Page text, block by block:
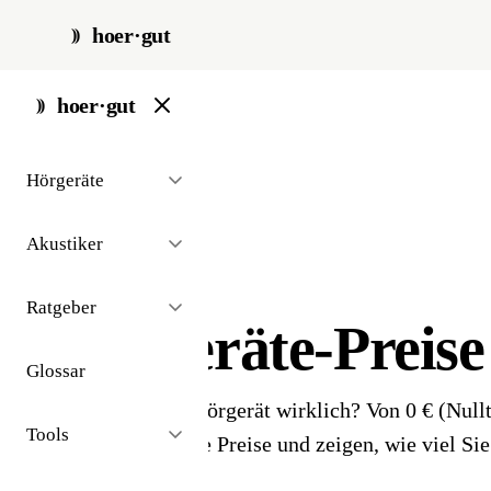
hoer·gut
hoer·gut
Hörgeräte
Akustiker
Ratgeber
Glossar
Tools
Hörgeräte-
Was kostet ein Hörgerät wirklich? Von 0 €
- wir erklären die Preise und zeigen, wie viel